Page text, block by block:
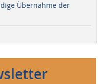
Übernahme der